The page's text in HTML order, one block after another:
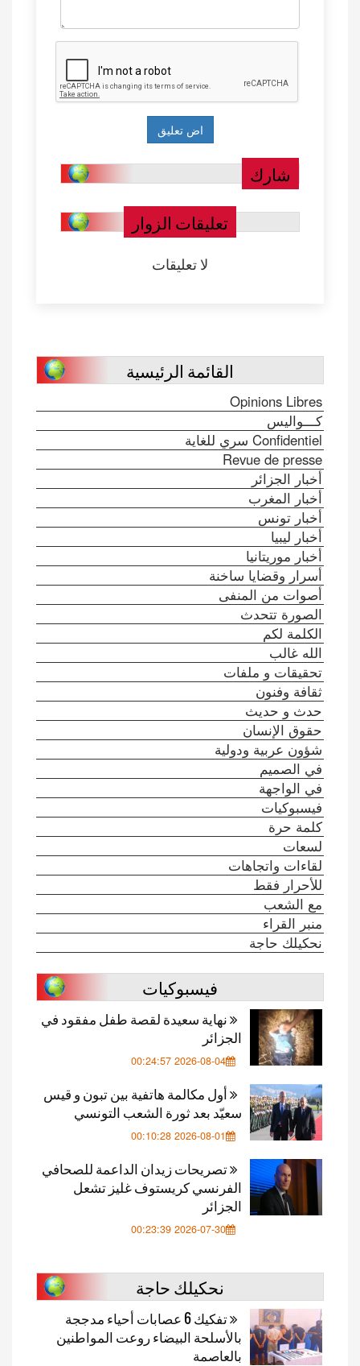
شارك
تعليقات الزوار
لا تعليقات
القائمة الرئيسية
Opinions Libres
كـــواليس
Confidentiel سري للغاية
Revue de presse
أخبار الجزائر
أخبار المغرب
أخبار تونس
أخبار ليبيا
أخبار موريتانيا
أسرار وقضايا ساخنة
أصوات من المنفى
الصورة تتحدث
الكلمة لكم
الله غالب
تحقيقات و ملفات
ثقافة وفنون
حدث و حديث
حقوق الإنسان
شؤون عربية ودولية
في الصميم
في الواجهة
فيسبوكيات
كلمة حرة
لسعات
لقاءات واتجاهات
للأحرار فقط
مع الشعب
منبر القراء
نحكيلك حاجة
فيسبوكيات
نهاية سعيدة لقصة طفل مفقود في
الجزائر
2026-08-04 00:24:57
أول مكالمة هاتفية بين تبون و قيس
سعيّد بعد ثورة الشعب التونسي
2026-08-01 00:10:28
تصريحات زيدان الداعمة للصحافي
الفرنسي كريستوف غليز تشعل
الجزائر
2026-07-30 00:23:39
نحكيلك حاجة
تفكيك 6 عصابات أحياء مدججة
بالأسلحة البيضاء روعت المواطنين
بالعاصمة